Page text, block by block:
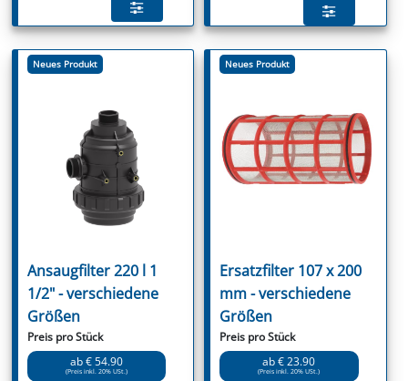
Neues Produkt
Ansaugfilter 220 l 1
1/2" - verschiedene
Größen
Preis pro Stück
ab € 54.90
(Preis inkl. 20% USt.)
Neues Produkt
Ersatzfilter 107 x 200
mm - verschiedene
Größen
Preis pro Stück
ab € 23.90
(Preis inkl. 20% USt.)